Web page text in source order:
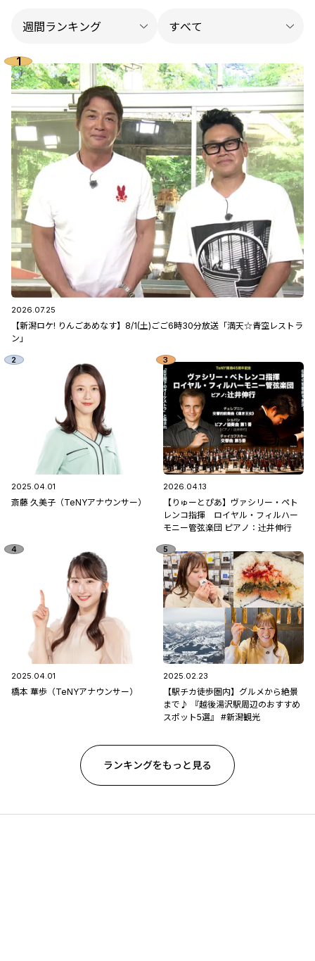
2026.07.25
【新潟ロケ! りんごあめなす】8/1(土)ごご6時30分放送「満天☆青空レストラ
ン」
2025.04.01
斎藤 久美子（TeNYアナウンサー）
2026.04.13
【りゅーとぴあ】ヴァシリー・ペト
レンコ指揮 ロイヤル・フィルハー
モニー管弦楽団 ピアノ：辻󠄀井伸行
2025.04.01
橋本 華歩（TeNYアナウンサー）
2025.02.23
【駅チカ徒歩圏内】グルメから絶景
まで♪ 『越後湯沢駅周辺のおすすめ
スポット5選』 #新潟観光
ランキングをもっと見る